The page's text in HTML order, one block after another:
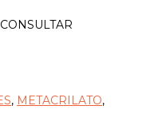
, METACRILATO,